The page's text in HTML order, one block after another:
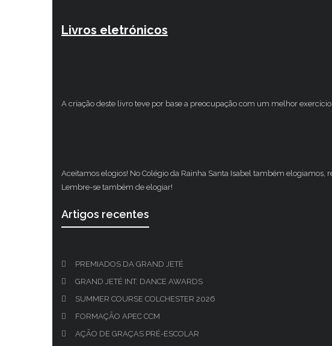
Livros eletrónicos
A criação deste livro teve por base a preocupação com um melhor
Aceitamos elogios! No Colégio da Rainha Santa Isabel também
Lembre-se também de elogiar!
Artigos recentes
PREMIADOS DA GRAND JETÉ
GRAND JETÉ INT. DANCE AWARDS
SUMMER COURSE COLCHESTER 2026
FORMAÇÃO APEC CCM
AÇÃO DE GRAÇAS PRÉ-ESCOLAR